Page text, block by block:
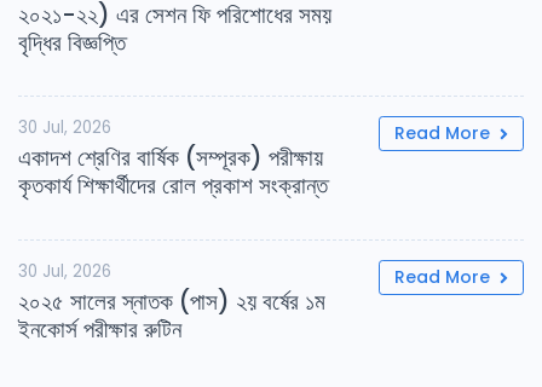
২০২১-২২) এর সেশন ফি পরিশোধের সময়
বৃদ্ধির বিজ্ঞপ্তি
30 Jul, 2026
একাদশ শ্রেণির বার্ষিক (সম্পূরক) পরীক্ষায়
কৃতকার্য শিক্ষার্থীদের রোল প্রকাশ সংক্রান্ত
Read More
30 Jul, 2026
২০২৫ সালের স্নাতক (পাস) ২য় বর্ষের ১ম
ইনকোর্স পরীক্ষার রুটিন
Read More